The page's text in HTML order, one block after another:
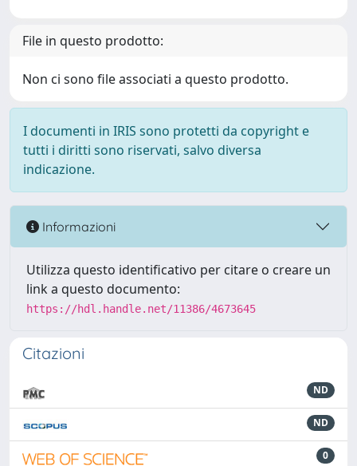
File in questo prodotto:
Non ci sono file associati a questo prodotto.
I documenti in IRIS sono protetti da copyright e
tutti i diritti sono riservati, salvo diversa
indicazione.
Informazioni
Utilizza questo identificativo per citare o creare un
link a questo documento:
https://hdl.handle.net/11386/4673645
Citazioni
ND
ND
0